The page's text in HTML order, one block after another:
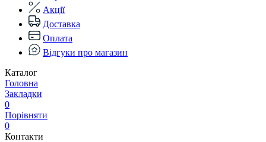
Акції
Доставка
Оплата
Відгуки про магазин
Каталог
Головна
Закладки
0
Порівняти
0
Контакти